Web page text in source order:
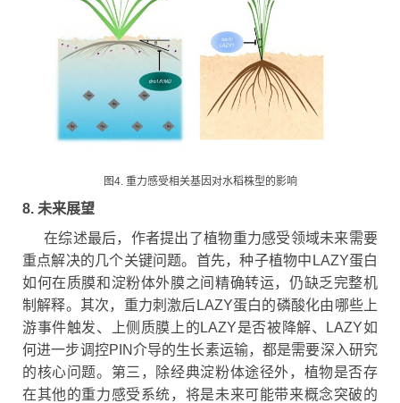
图4. 重力感受相关基因对水稻株型的影响
8. 未来展望
在综述最后，作者提出了植物重力感受领域未来需要
重点解决的几个关键问题。首先，种子植物中LAZY蛋白
如何在质膜和淀粉体外膜之间精确转运，仍缺乏完整机
制解释。其次，重力刺激后LAZY蛋白的磷酸化由哪些上
游事件触发、上侧质膜上的LAZY是否被降解、LAZY如
何进一步调控PIN介导的生长素运输，都是需要深入研究
的核心问题。第三，除经典淀粉体途径外，植物是否存
在其他的重力感受系统，将是未来可能带来概念突破的